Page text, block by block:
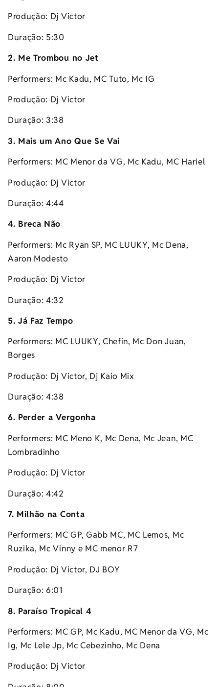
Produção: Dj Victor
Duração: 5:30
2. Me Trombou no Jet
Performers: Mc Kadu, MC Tuto, Mc IG
Produção: Dj Victor
Duração: 3:38
3. Mais um Ano Que Se Vai
Performers: MC Menor da VG, Mc Kadu, MC Hariel
Produção: Dj Victor
Duração: 4:44
4. Breca Não
Performers: Mc Ryan SP, MC LUUKY, Mc Dena,
Aaron Modesto
Produção: Dj Victor
Duração: 4:32
5. Já Faz Tempo
Performers: MC LUUKY, Chefin, Mc Don Juan,
Borges
Produção: Dj Victor, Dj Kaio Mix
Duração: 4:38
6. Perder a Vergonha
Performers: MC Meno K, Mc Dena, Mc Jean, MC
Lombradinho
Produção: Dj Victor
Duração: 4:42
7. Milhão na Conta
Performers: MC GP, Gabb MC, MC Lemos, Mc
Ruzika, Mc Vinny e MC menor R7
Produção: Dj Victor, DJ BOY
Duração: 6:01
8. Paraíso Tropical 4
Performers: MC GP, Mc Kadu, MC Menor da VG, Mc
Ig, Mc Lele Jp, Mc Cebezinho, Mc Dena
Produção: Dj Victor